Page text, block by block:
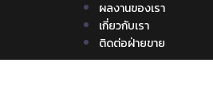
ผลงานของเรา
เกี่ยวกับเรา
ติดต่อฝ่ายขาย